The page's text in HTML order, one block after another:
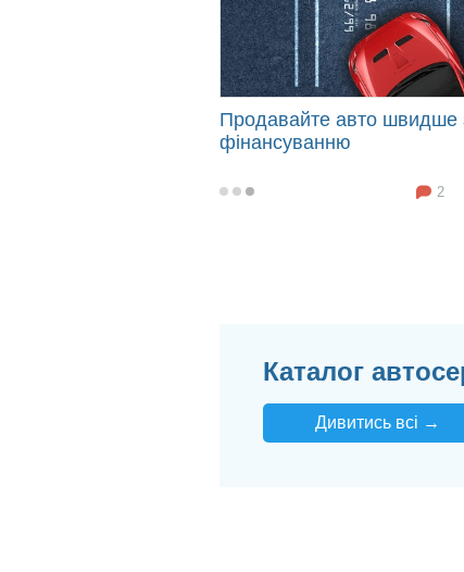
Продавайте авто швидше
фінансуванню
2025-
2
Каталог
Дивитись всі →